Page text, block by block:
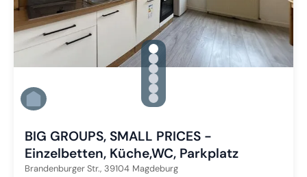
gallery.slide_selector
Zu Slide 1 wechseln
Zu Slide 2 wechseln
Zu Slide 3 wechseln
Zu Slide 4 wechseln
Zu Slide 5 wechseln
Zu Slide 6 wechseln
BIG GROUPS, SMALL PRICES -
Einzelbetten, Küche,WC, Parkplatz
Brandenburger Str., 39104 Magdeburg